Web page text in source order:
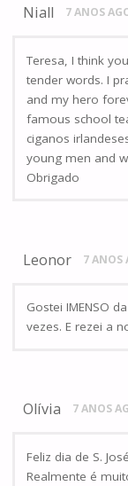
Niall 7 ANOS
Teresa, I think
tender words. I
and my hero
famous school
ciganos
young men and
Obrigado
Leonor 7 ANOS
Gostei IMENSO
vezes. E rezei a
Olívia 7 ANOS
Feliz dia de S.
Realmente é